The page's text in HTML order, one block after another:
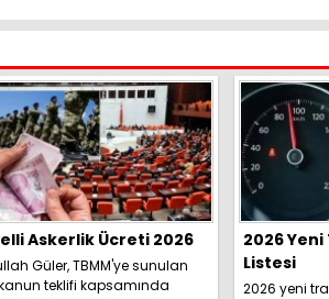
Askerlik Ücreti 2026
Güler, TBMM'ye sunulan
teklifi kapsamında
2026
Listesi
2026 yeni